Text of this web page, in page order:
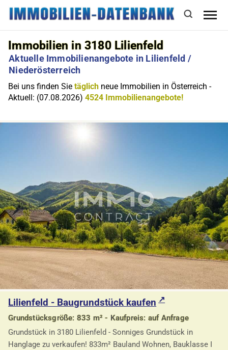
Immobilien in 3180 Lilienfeld
Aktuelle Immobilienangebote in Lilienfeld /
Niederösterreich
Bei uns finden Sietäglich neue Immobilien in Österreich -
Aktuell: (07.08.2026)4524 Immobilienangebote!
Lilienfeld - Baugrundstück kaufen
Grundstücksgröße: 833 m² - Kaufpreis: auf Anfrage
Grundstück in 3180 Lilienfeld - Sonniges Grundstück in
Hanglage zu verkaufen! 833m² Bauland Wohnen, Bauklasse I